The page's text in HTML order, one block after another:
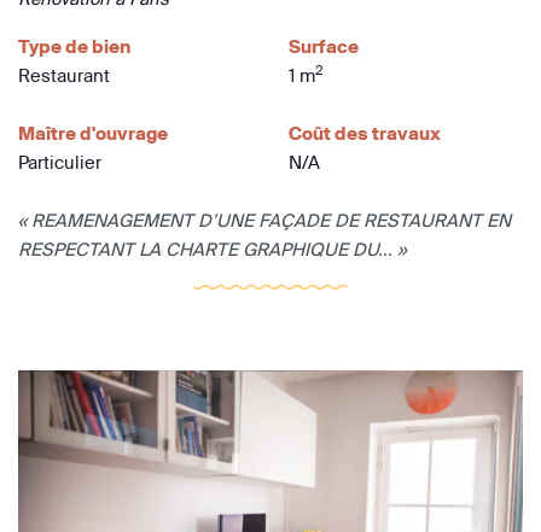
Type de bien
Restaurant
Surface
1 m2
Maître d'ouvrage
Particulier
Coût des travaux
N/A
« REAMENAGEMENT D’UNE FAÇADE DE RESTAURANT EN
RESPECTANT LA CHARTE GRAPHIQUE DU... »